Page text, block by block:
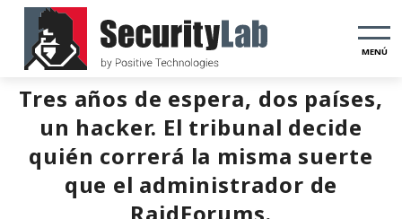
MENÚ
Tres años de espera, dos países,
un hacker. El tribunal decide
quién correrá la misma suerte
que el administrador de